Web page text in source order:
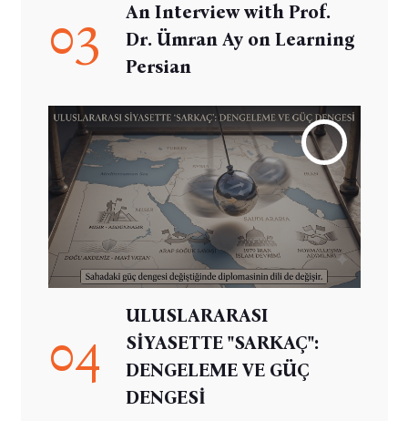
03
An Interview with Prof.
Dr. Ümran Ay on Learning
Persian
04
ULUSLARARASI
SİYASETTE "SARKAÇ":
DENGELEME VE GÜÇ
DENGESİ